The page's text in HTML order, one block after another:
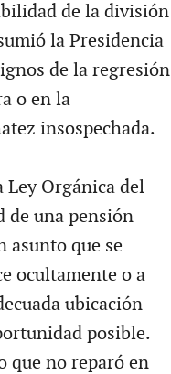
de la división
la Presidencia
de la regresión
o en la
insospechada.
Ley Orgánica del
de una pensión
asunto que se
ocultamente o a
ubicación
posible.
que no reparó en